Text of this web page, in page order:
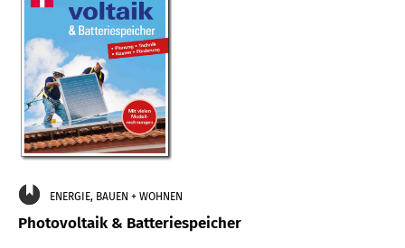
ENERGIE, BAUEN + WOHNEN
Photovoltaik & Batteriespeicher